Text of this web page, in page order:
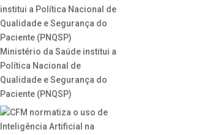
Ministério da Saúde institui a
Política Nacional de
Qualidade e Segurança do
Paciente (PNQSP)